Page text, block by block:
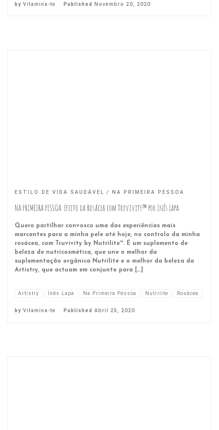
by Vitamina-te Published Novembro 20, 2020
ESTILO DE VIDA SAUDÁVEL NA PRIMEIRA PESSOA
NA PRIMEIRA PESSOA: Efeito da Rosácea com Truvivity™ por Inês Lapa
Quero partilhar convosco uma das experiências mais
marcantes para a minha pele até hoje, no controlo da minha
rosácea, com Truvivity by Nutrilite™. É um suplemento de
beleza de nutricosmética, que une o melhor da
suplementação orgânica Nutrilite e o melhor da beleza da
Artistry, que actuam em conjunto para […]
Artistry Inês Lapa Na Primeira Pessoa Nutrilite Rosácea
by Vitamina-te Published Abril 25, 2020